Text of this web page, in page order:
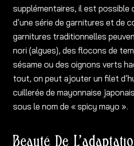
supplémentaires, il est possible
d’une série de garnitures et de
garnitures traditionnelles
nori (algues), des flocons de
sésame ou des oignons verts
tout, on peut ajouter un filet
cuillerée de mayonnaise
sous le nom de « spicy mayo ».
Beauté De